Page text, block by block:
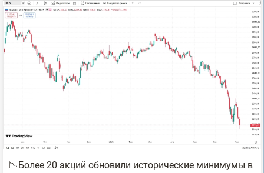
📉Более 20 акций обновили исторические минимумы в